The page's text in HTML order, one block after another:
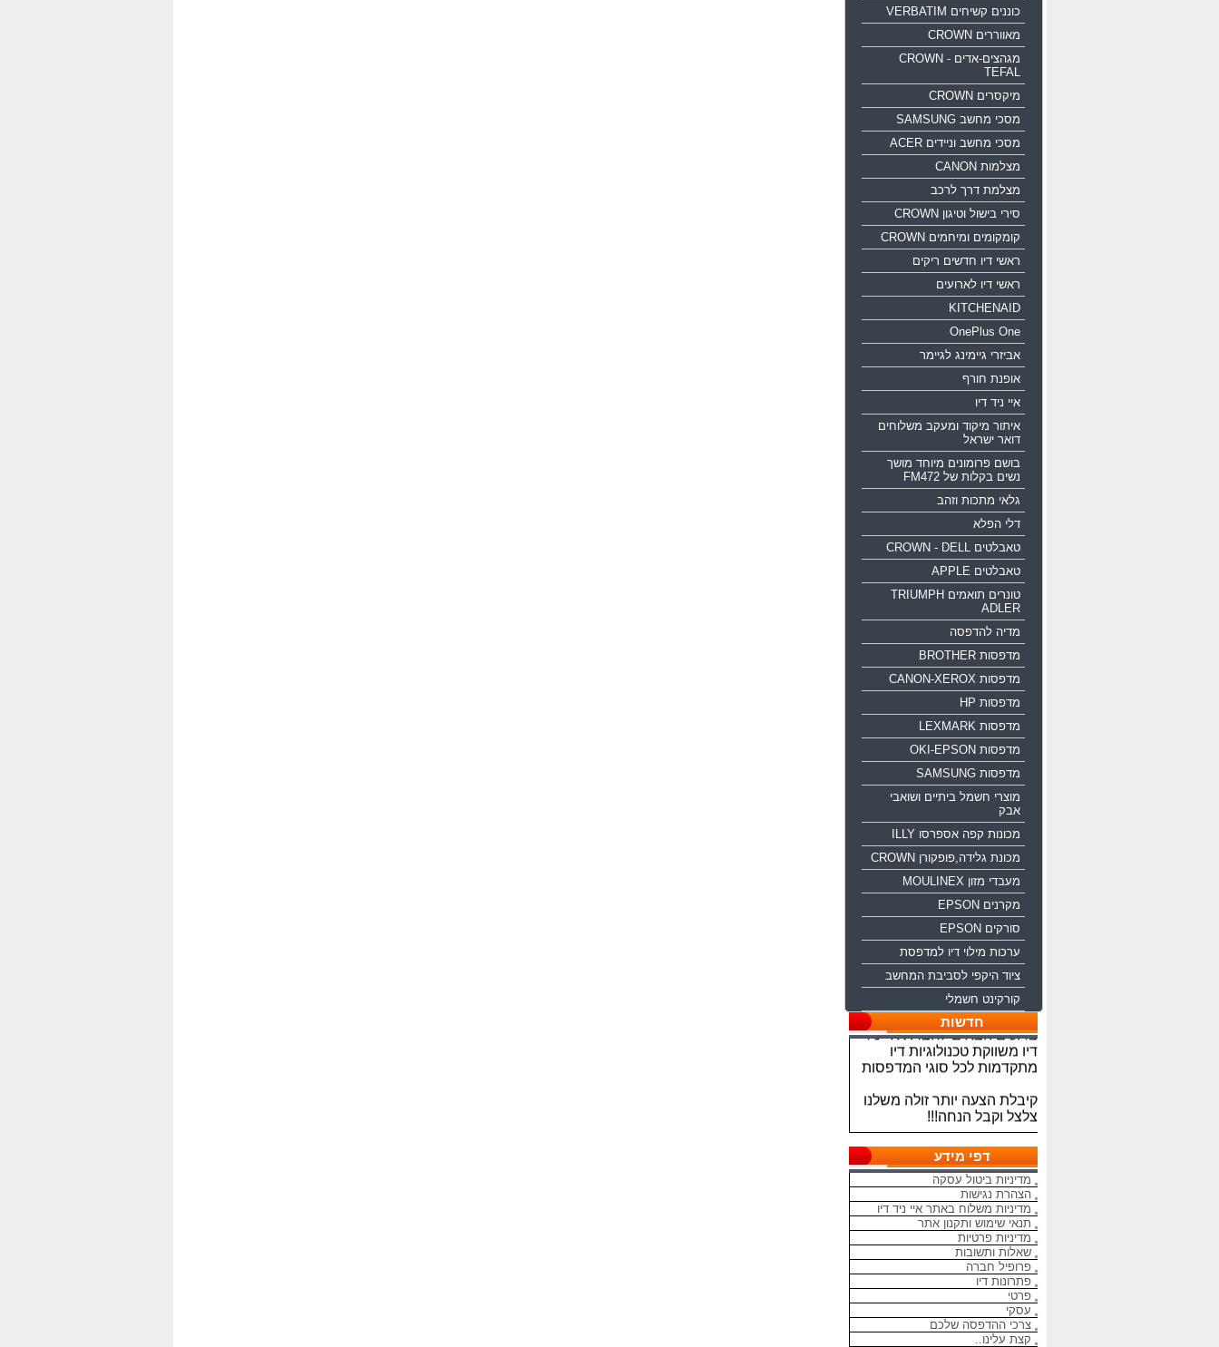
כוננים קשיחים VERBATIM
מאווררים CROWN
מגהצים-אדים CROWN -
TEFAL
מיקסרים CROWN
מסכי מחשב SAMSUNG
מסכי מחשב וניידים ACER
מצלמות CANON
מצלמת דרך לרכב
סירי בישול וטיגון CROWN
קומקומים ומיחמים CROWN
ראשי דיו חדשים ריקים
ראשי דיו לארועים
KITCHENAID
OnePlus One
אביזרי גיימינג לגיימר
אופנת חורף
איי ניד דיו
איתור מיקוד ומעקב משלוחים
דואר ישראל
בושם פרומונים מיוחד מושך
נשים בקלות של FM472
גלאי מתכות וזהב
דלי הפלא
טאבלטים CROWN - DELL
טאבלטים APPLE
טונרים תואמים TRIUMPH
ADLER
מדיה להדפסה
מדפסות BROTHER
מדפסות CANON-XEROX
מדפסות HP
מדפסות LEXMARK
מדפסות OKI-EPSON
מדפסות SAMSUNG
מוצרי חשמל ביתיים ושואבי
אבק
מכונות קפה אספרסו ILLY
מכונת גלידה,פופקורן CROWN
מעבדי מזון MOULINEX
מקרנים EPSON
סורקים EPSON
ערכות מילוי דיו למדפסת
ציוד היקפי לסביבת המחשב
קורקינט חשמלי
חדשות
ברוכים הבאים לחברת איי ניד
דיו משווקת טכנולוגיות דיו
מתקדמות לכל סוגי המדפסות
צלצל וקבל הנחה!!!
מתחייבים להיות הכי זולים
בארץ בראשי הדיו והטונרים
התואמים, יש אפשרות למשלוח
מהיום להיום
המחירים באתר אינם סופיים,יש
הנחה על קניה כמותית פרטים
במרכז ההזמנות
מאמינים אך ורק ביחס אישי
הוגן ובהקשבה
ללקוחות.בזכותכם הצלחתנו
דפי מידע
מדיניות ביטול עסקה
הצהרת נגישות
מדיניות משלוח באתר איי ניד דיו
תנאי שימוש ותקנון אתר
מדיניות פרטיות
שאלות ותשובות
פרופיל חברה
פתרונות דיו
פרטי
עסקי
צרכי ההדפסה שלכם
קצת עלינו..